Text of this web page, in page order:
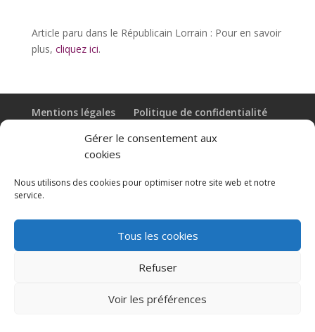
Gérer le consentement aux
cookies
Nous utilisons des cookies pour optimiser notre site web et notre
service.
Tous les cookies
Refuser
Voir les préférences
Article paru dans le Républicain Lorrain : Pour en savoir
plus, cliquez ici.
Mentions légales
Politique de confidentialité
réservés.